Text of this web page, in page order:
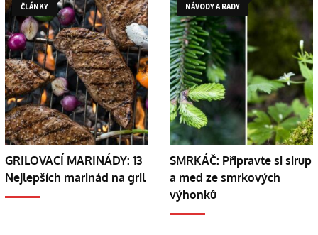
ČLÁNKY
GRILOVACÍ MARINÁDY: 13
Nejlepších marinád na gril
NÁVODY A RADY
SMRKÁČ: Připravte si sirup
a med ze smrkových
výhonků